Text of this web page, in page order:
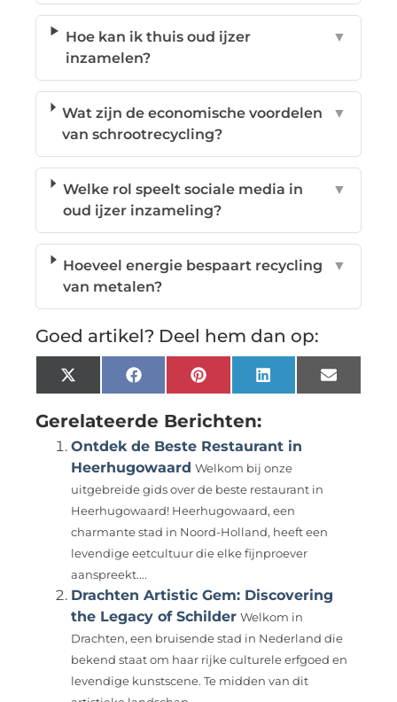
Hoe kan ik thuis oud ijzer
inzamelen?
▼
Wat zijn de economische voordelen
van schrootrecycling?
▼
Welke rol speelt sociale media in
oud ijzer inzameling?
▼
Hoeveel energie bespaart recycling
van metalen?
▼
Goed artikel? Deel hem dan op:
X
(Twitter)
FacebookPinterestLinkedInEmail
Gerelateerde Berichten:
Ontdek de Beste Restaurant in
Heerhugowaard Welkom bij onze
uitgebreide gids over de beste restaurant in
Heerhugowaard! Heerhugowaard, een
charmante stad in Noord-Holland, heeft een
levendige eetcultuur die elke fijnproever
aanspreekt....
Drachten Artistic Gem: Discovering
the Legacy of Schilder Welkom in
Drachten, een bruisende stad in Nederland die
bekend staat om haar rijke culturele erfgoed en
levendige kunstscene. Te midden van dit